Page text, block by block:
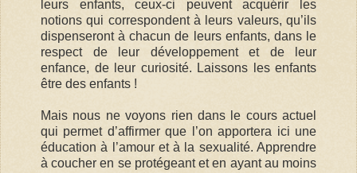
leurs enfants, ceux-ci peuvent acquérir les
notions qui correspondent à leurs valeurs, qu’ils
dispenseront à chacun de leurs enfants, dans le
respect de leur développement et de leur
enfance, de leur curiosité. Laissons les enfants
être des enfants !
Mais nous ne voyons rien dans le cours actuel
qui permet d’affirmer que l’on apportera ici une
éducation à l’amour et à la sexualité. Apprendre
à coucher en se protégeant et en ayant au moins